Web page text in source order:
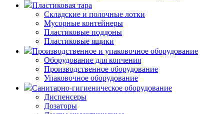
Пластиковая тара
Складские и полочные лотки
Мусорные контейнеры
Пластиковые поддоны
Пластиковые ящики
Производственное и упаковочное оборудование
Оборудование для копчения
Производственное оборудование
Упаковочное оборудование
Санитарно-гигиеническое оборудование
Диспенсеры
Дозаторы